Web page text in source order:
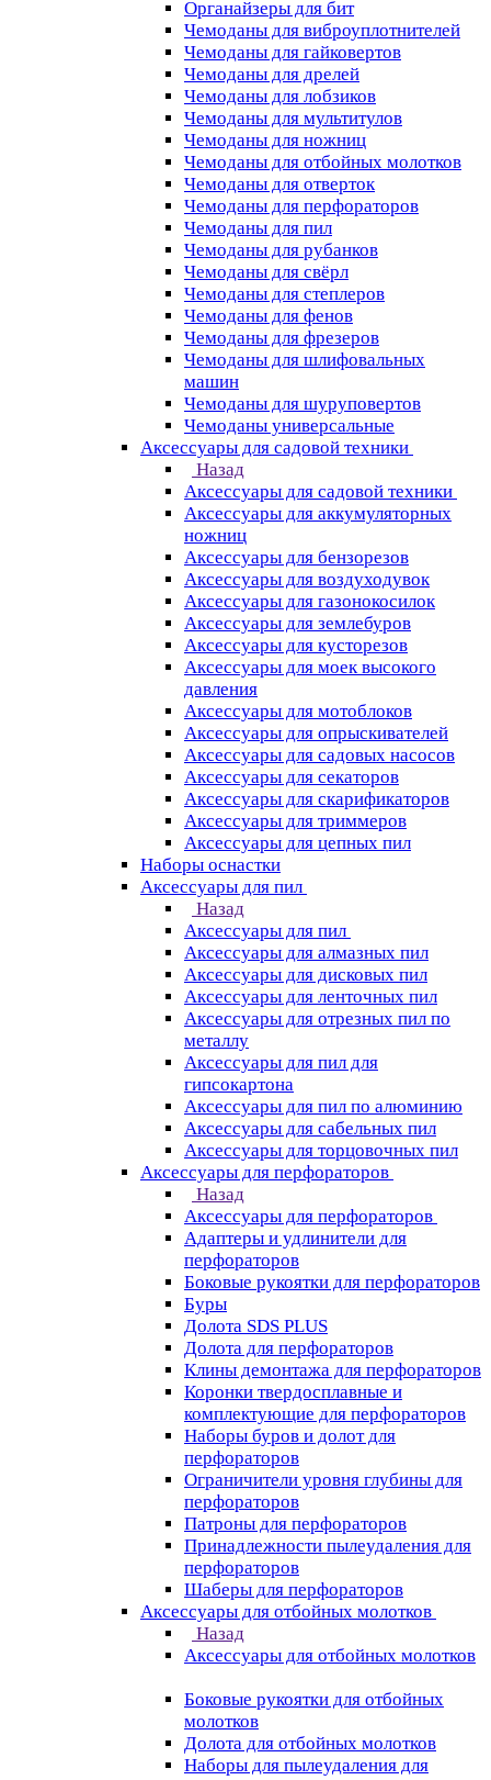
Органайзеры для бит
Чемоданы для виброуплотнителей
Чемоданы для гайковертов
Чемоданы для дрелей
Чемоданы для лобзиков
Чемоданы для мультитулов
Чемоданы для ножниц
Чемоданы для отбойных молотков
Чемоданы для отверток
Чемоданы для перфораторов
Чемоданы для пил
Чемоданы для рубанков
Чемоданы для свёрл
Чемоданы для степлеров
Чемоданы для фенов
Чемоданы для фрезеров
Чемоданы для шлифовальных
машин
Чемоданы для шуруповертов
Чемоданы универсальные
Аксессуары для садовой техники
Назад
Аксессуары для садовой техники
Аксессуары для аккумуляторных
ножниц
Аксессуары для бензорезов
Аксессуары для воздуходувок
Аксессуары для газонокосилок
Аксессуары для землебуров
Аксессуары для кусторезов
Аксессуары для моек высокого
давления
Аксессуары для мотоблоков
Аксессуары для опрыскивателей
Аксессуары для садовых насосов
Аксессуары для секаторов
Аксессуары для скарификаторов
Аксессуары для триммеров
Аксессуары для цепных пил
Наборы оснастки
Аксессуары для пил
Назад
Аксессуары для пил
Аксессуары для алмазных пил
Аксессуары для дисковых пил
Аксессуары для ленточных пил
Аксессуары для отрезных пил по
металлу
Аксессуары для пил для
гипсокартона
Аксессуары для пил по алюминию
Аксессуары для сабельных пил
Аксессуары для торцовочных пил
Аксессуары для перфораторов
Назад
Аксессуары для перфораторов
Адаптеры и удлинители для
перфораторов
Боковые рукоятки для перфораторов
Буры
Долота SDS PLUS
Долота для перфораторов
Клины демонтажа для перфораторов
Коронки твердосплавные и
комплектующие для перфораторов
Наборы буров и долот для
перфораторов
Ограничители уровня глубины для
перфораторов
Патроны для перфораторов
Принадлежности пылеудаления для
перфораторов
Шаберы для перфораторов
Аксессуары для отбойных молотков
Назад
Аксессуары для отбойных молотков
Боковые рукоятки для отбойных
молотков
Долота для отбойных молотков
Наборы для пылеудаления для